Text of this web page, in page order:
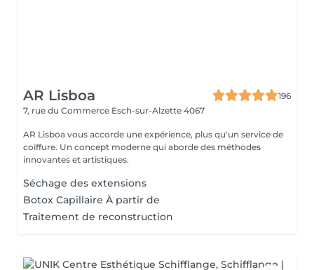
AR Lisboa
196
7, rue du Commerce Esch-sur-Alzette 4067
AR Lisboa vous accorde une expérience, plus qu'un service de
coiffure. Un concept moderne qui aborde des méthodes
innovantes et artistiques.
Séchage des extensions
Botox Capillaire À partir de
Traitement de reconstruction